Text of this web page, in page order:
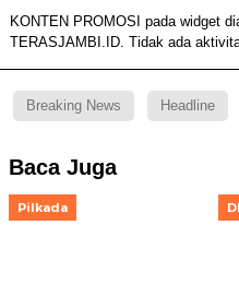
KONTEN PROMOSI pada widget
TERASJAMBI.ID. Tidak ada
Breaking News Headline
Baca Juga
Pilkada